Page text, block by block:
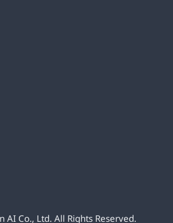
AI Co., Ltd. All Rights Reserved.